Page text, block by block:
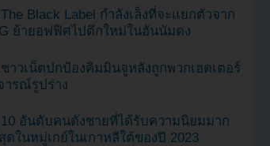
Black Label กำลังเล็งที่จะแยกตัวจาก
ย้ายอฟฟิศไปตึกใหม่ในฮันนัมดง
าวเน็ตปกป้องคิมมินจูหลังถูกพวกเฮดเตอร์
ารณ์รูปร่าง
อันดับคนดังชายที่ได้รับความนิยมมาก
ดในหมู่เกย์ในเกาหลีใต้ของปี 2023